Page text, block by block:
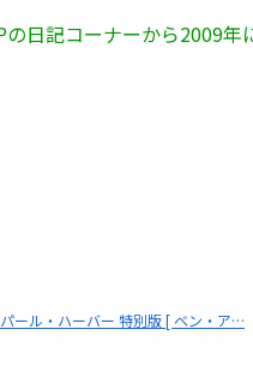
日記コーナーから2009年
ール・ハーバー 特別版 [ ベン・ア…